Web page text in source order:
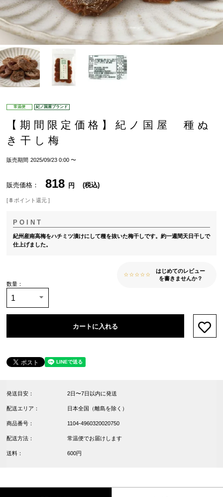
常温便 紀ノ国屋ブランド
【期間限定価格】紀ノ国屋 種ぬ
き干し梅
販売期間 2025/09/23 0:00 〜
販売価格 818 税込
[ 8 ポイント還元 ]
紀州産南高梅をハチミツ漬けにして種を抜いた梅干しです。約一週間天日干しで
仕上げました。
はじめてのレビュー
を書きませんか？
カートに入れる
発送目安： 2日〜7日以内に発送
配送エリア： 日本全国（離島を除く）
商品番号： 1104-4960320020750
配送方法： 常温便でお届けします
送料： 600円